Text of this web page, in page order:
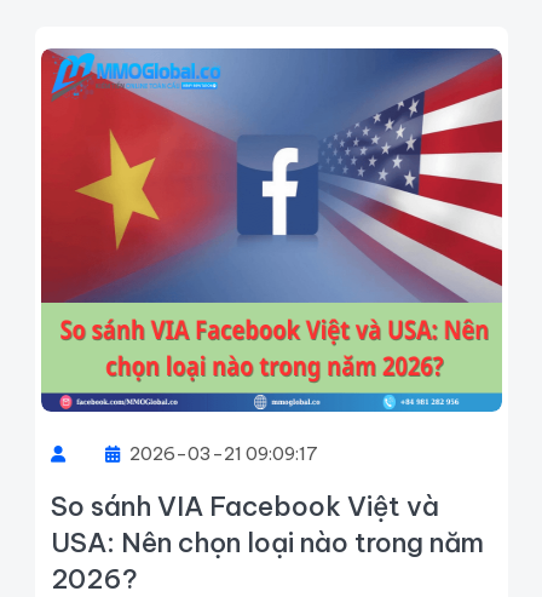
2026-03-21 09:09:17
So sánh VIA Facebook Việt và
USA: Nên chọn loại nào trong năm
2026?